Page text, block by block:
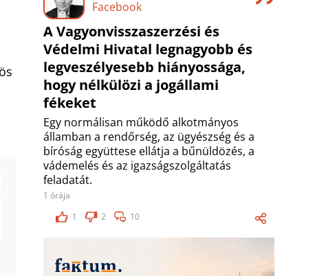
Facebook
A Vagyonvisszaszerzési és
Védelmi Hivatal legnagyobb és
legveszélyesebb hiányossága,
hogy nélkülözi a jogállami
fékeket
Egy normálisan működő alkotmányos
államban a rendőrség, az ügyészség és a
bíróság együttese ellátja a bűnüldözés, a
vádemelés és az igazságszolgáltatás
feladatát.
1 órája
1
2 10